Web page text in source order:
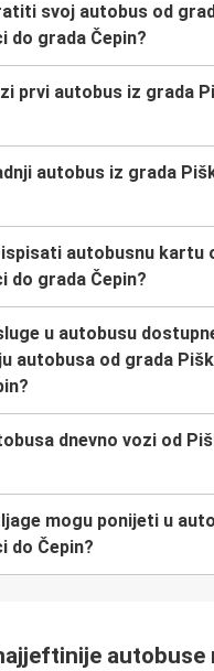
svoj autobus od
do grada Čepin?
prvi autobus iz grada
autobus iz grada
autobusnu kartu
do grada Čepin?
u autobusu
autobusa od grada
dnevno vozi od
mogu ponijeti u
do Čepin?
autobuse